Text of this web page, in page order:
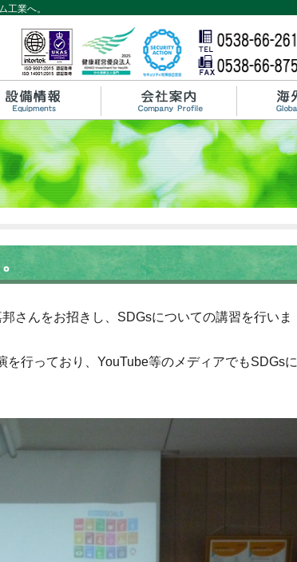
業へ。
さんをお招きし、SDGsについての講習を行いま
行っており、YouTube等のメディアでもSDGsに